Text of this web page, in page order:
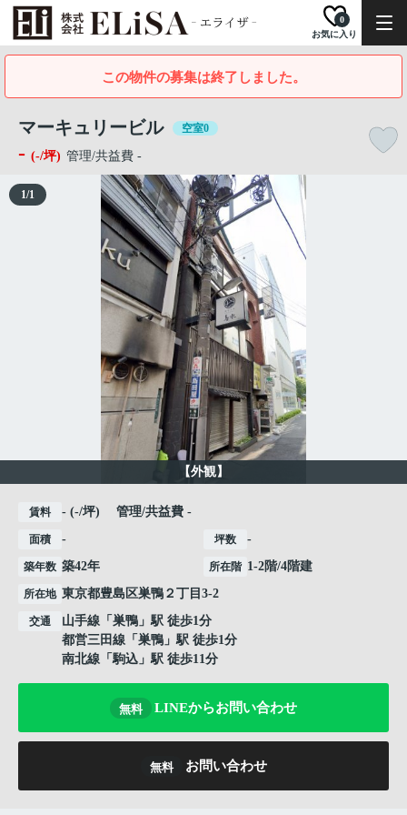
お気に入り
0
この物件の募集は終了しました。
マーキュリービル 空室0
- (-/坪) 管理/共益費 -
【外観】
1/1
賃料 - (-/坪) 管理/共益費 -
面積 - 坪数 -
築年数 築42年 所在階 1-2階/4階建
所在地 東京都豊島区巣鴨 ２丁目3-2
交通 山手線 「 巣鴨 」駅 徒歩1分
都営三田線 「 巣鴨 」駅 徒歩1分
南北線 「駒込 」駅 徒歩11分
無料 LINEからお問い合わせ
無料 お問い合わせ